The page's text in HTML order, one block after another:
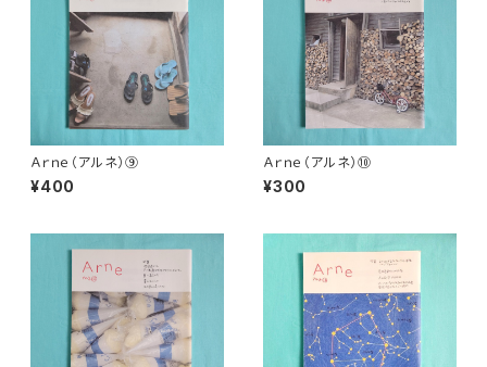
Ａｒｎｅ（アルネ）⑨
¥400
Ａｒｎｅ（アルネ）⑩
¥300